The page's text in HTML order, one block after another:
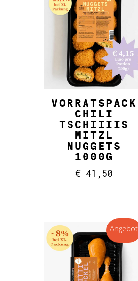
IN DEN WARENKORB
VORRATSPACK
CHILI
TSCHIIIIS
MITZL
NUGGETS
1000G
€ 41,50
Angebot